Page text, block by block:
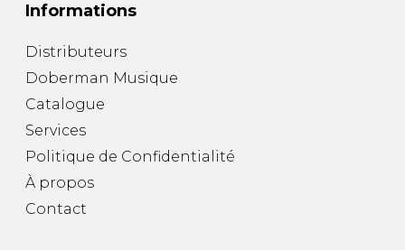
Informations
Distributeurs
Doberman Musique
Catalogue
Services
Politique de Confidentialité
À propos
Contact